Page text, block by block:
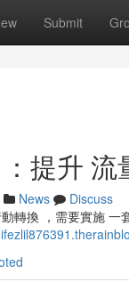
Submit
提升
News
Discuss
轉換 ，需要實施